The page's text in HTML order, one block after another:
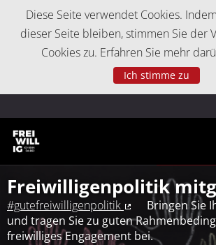
Diese Seite verwendet Cookies.
dieser Seite bleiben, stimmen Sie der
Cookies zu. Erfahren Sie mehr
Ich stimme zu
Freiwilligenpolitik
#gutefreiwilligenpolitik
(Externer Link)
Bringen Sie
und tragen Sie zu guten
freiwilliges Engagement bei.
Cookie-Einstellungen